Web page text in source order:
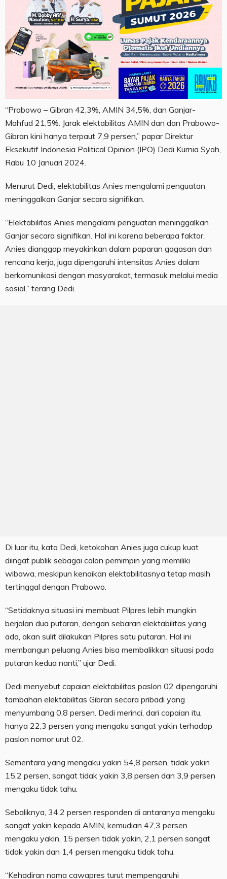
“Prabowo – Gibran 42,3%, AMIN 34,5%, dan Ganjar-
Mahfud 21,5%. Jarak elektabilitas AMIN dan dan Prabowo-
Gibran kini hanya terpaut 7,9 persen,” papar Direktur
Eksekutif Indonesia Political Opinion (IPO) Dedi Kurnia Syah,
Rabu 10 Januari 2024.
Menurut Dedi, elektabilitas Anies mengalami penguatan
meninggalkan Ganjar secara signifikan.
“Elektabilitas Anies mengalami penguatan meninggalkan
Ganjar secara signifikan. Hal ini karena beberapa faktor.
Anies dianggap meyakinkan dalam paparan gagasan dan
rencana kerja, juga dipengaruhi intensitas Anies dalam
berkomunikasi dengan masyarakat, termasuk melalui media
sosial,” terang Dedi.
Di luar itu, kata Dedi, ketokohan Anies juga cukup kuat
diingat publik sebagai calon pemimpin yang memiliki
wibawa, meskipun kenaikan elektabilitasnya tetap masih
tertinggal dengan Prabowo.
“Setidaknya situasi ini membuat Pilpres lebih mungkin
berjalan dua putaran, dengan sebaran elektabilitas yang
ada, akan sulit dilakukan Pilpres satu putaran. Hal ini
membangun peluang Anies bisa membalikkan situasi pada
putaran kedua nanti,” ujar Dedi.
Dedi menyebut capaian elektabilitas paslon 02 dipengaruhi
tambahan elektabilitas Gibran secara pribadi yang
menyumbang 0,8 persen. Dedi merinci, dari capaian itu,
hanya 22,3 persen yang mengaku sangat yakin terhadap
paslon nomor urut 02.
Sementara yang mengaku yakin 54,8 persen, tidak yakin
15,2 persen, sangat tidak yakin 3,8 persen dan 3,9 persen
mengaku tidak tahu.
Sebaliknya, 34,2 persen responden di antaranya mengaku
sangat yakin kepada AMIN, kemudian 47,3 persen
mengaku yakin, 15 persen tidak yakin, 2,1 persen sangat
tidak yakin dan 1,4 persen mengaku tidak tahu.
“Kehadiran nama cawapres turut mempengaruhi